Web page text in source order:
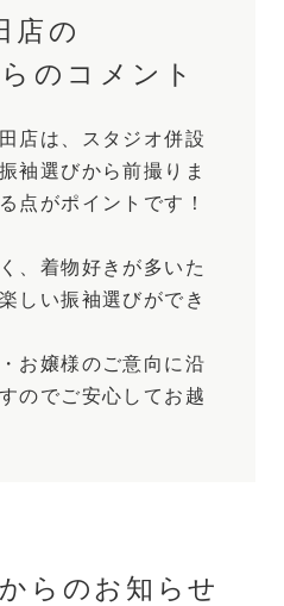
店の
のコメント
店は、スタジオ併設
袖選びから前撮りま
点がポイントです！
、着物好きが多いた
しい振袖選びができ
お嬢様のご意向に沿
のでご安心してお越
らのお知らせ